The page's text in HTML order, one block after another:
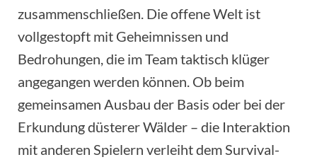
zusammenschließen. Die offene Welt ist
vollgestopft mit Geheimnissen und
Bedrohungen, die im Team taktisch klüger
angegangen werden können. Ob beim
gemeinsamen Ausbau der Basis oder bei der
Erkundung düsterer Wälder – die Interaktion
mit anderen Spielern verleiht dem Survival-